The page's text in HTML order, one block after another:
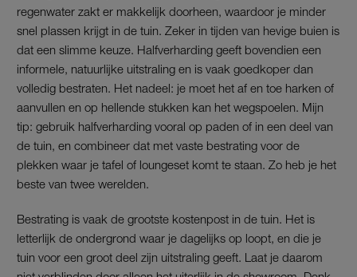
regenwater zakt er makkelijk doorheen, waardoor je minder
snel plassen krijgt in de tuin. Zeker in tijden van hevige buien is
dat een slimme keuze. Halfverharding geeft bovendien een
informele, natuurlijke uitstraling en is vaak goedkoper dan
volledig bestraten. Het nadeel: je moet het af en toe harken of
aanvullen en op hellende stukken kan het wegspoelen. Mijn
tip: gebruik halfverharding vooral op paden of in een deel van
de tuin, en combineer dat met vaste bestrating voor de
plekken waar je tafel of loungeset komt te staan. Zo heb je het
beste van twee werelden.
Bestrating is vaak de grootste kostenpost in de tuin. Het is
letterlijk de ondergrond waar je dagelijks op loopt, en die je
tuin voor een groot deel zijn uitstraling geeft. Laat je daarom